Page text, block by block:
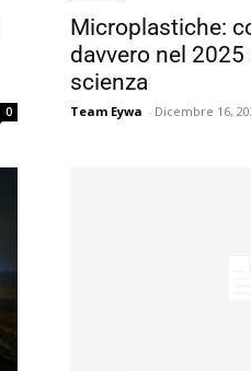
0
Microplastiche:
davvero nel
scienza
Team Eywa - Dicembre 16,